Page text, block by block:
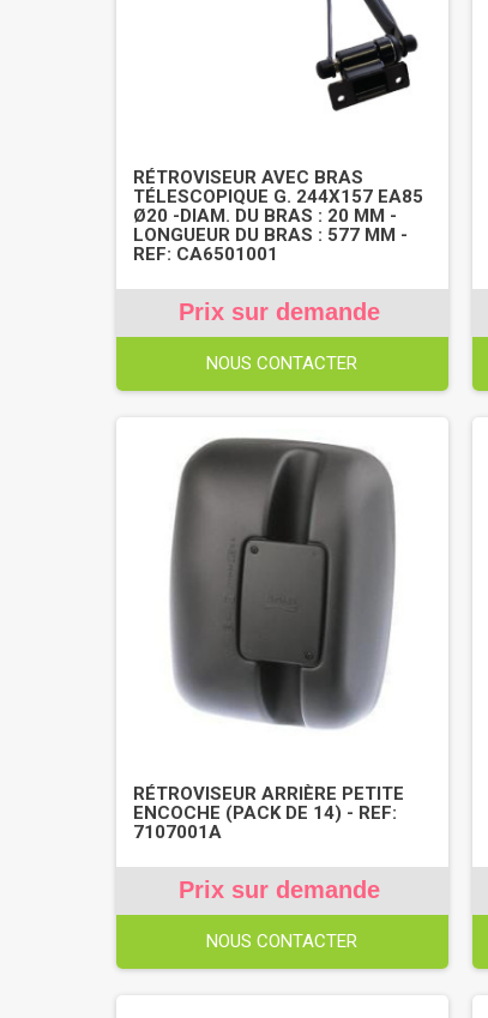
RÉTROVISEUR AVEC BRAS
TÉLESCOPIQUE G. 244X157 EA85
Ø20 -DIAM. DU BRAS : 20 MM -
LONGUEUR DU BRAS : 577 MM -
REF: CA6501001
Prix sur demande
NOUS CONTACTER
RÉTROVISEUR ARRIÈRE PETITE
ENCOCHE (PACK DE 14) - REF:
7107001A
Prix sur demande
NOUS CONTACTER